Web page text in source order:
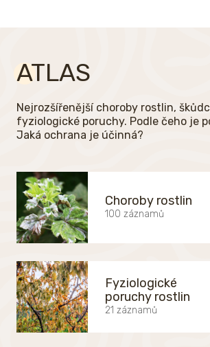
ATLAS
Nejrozšířenější choroby rostlin,
fyziologické poruchy. Podle čeho je
Jaká ochrana je účinná?
Choroby rostlin
100 záznamů
Fyziologické
poruchy rostlin
21 záznamů